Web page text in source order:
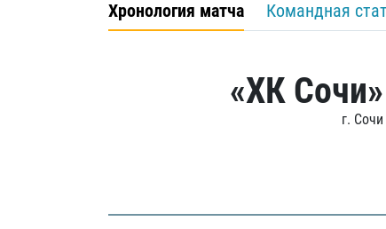
Хронология матча Командная
«ХК Сочи»
г. Сочи